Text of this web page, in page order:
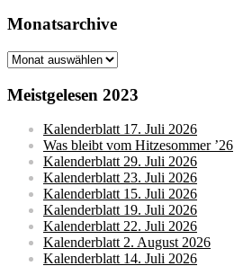
Monatsarchive
Monatsarchive
Meistgelesen 2023
Kalenderblatt 17. Juli 2026
Was bleibt vom Hitzesommer ’26
Kalenderblatt 29. Juli 2026
Kalenderblatt 23. Juli 2026
Kalenderblatt 15. Juli 2026
Kalenderblatt 19. Juli 2026
Kalenderblatt 22. Juli 2026
Kalenderblatt 2. August 2026
Kalenderblatt 14. Juli 2026